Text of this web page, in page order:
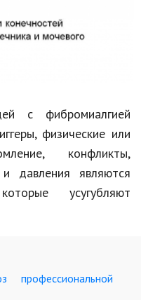
с фибромиалгией
физические или
конфликты,
давления являются
усугубляют
профессиональной